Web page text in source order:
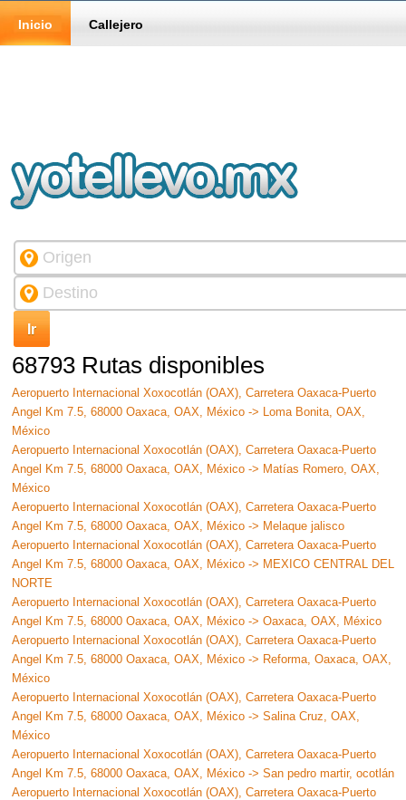
Inicio Callejero
68793 Rutas disponibles
Aeropuerto Internacional Xoxocotlán (OAX), Carretera Oaxaca-Puerto
Angel Km 7.5, 68000 Oaxaca, OAX, México -> Loma Bonita, OAX,
México
Aeropuerto Internacional Xoxocotlán (OAX), Carretera Oaxaca-Puerto
Angel Km 7.5, 68000 Oaxaca, OAX, México -> Matías Romero, OAX,
México
Aeropuerto Internacional Xoxocotlán (OAX), Carretera Oaxaca-Puerto
Angel Km 7.5, 68000 Oaxaca, OAX, México -> Melaque jalisco
Aeropuerto Internacional Xoxocotlán (OAX), Carretera Oaxaca-Puerto
Angel Km 7.5, 68000 Oaxaca, OAX, México -> MEXICO CENTRAL DEL
NORTE
Aeropuerto Internacional Xoxocotlán (OAX), Carretera Oaxaca-Puerto
Angel Km 7.5, 68000 Oaxaca, OAX, México -> Oaxaca, OAX, México
Aeropuerto Internacional Xoxocotlán (OAX), Carretera Oaxaca-Puerto
Angel Km 7.5, 68000 Oaxaca, OAX, México -> Reforma, Oaxaca, OAX,
México
Aeropuerto Internacional Xoxocotlán (OAX), Carretera Oaxaca-Puerto
Angel Km 7.5, 68000 Oaxaca, OAX, México -> Salina Cruz, OAX,
México
Aeropuerto Internacional Xoxocotlán (OAX), Carretera Oaxaca-Puerto
Angel Km 7.5, 68000 Oaxaca, OAX, México -> San pedro martir, ocotlán
Aeropuerto Internacional Xoxocotlán (OAX), Carretera Oaxaca-Puerto